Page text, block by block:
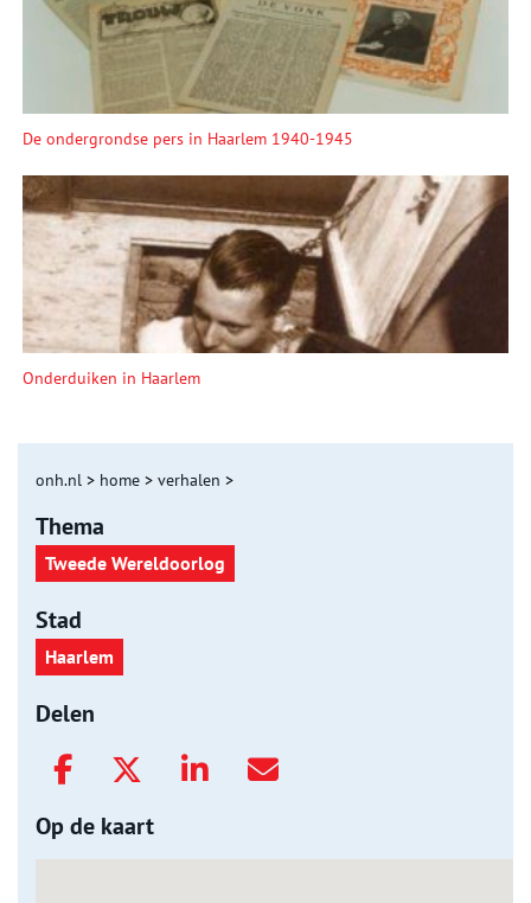
De ondergrondse pers in Haarlem 1940-1945
Onderduiken in Haarlem
onh.nl > home > verhalen >
Thema
Tweede Wereldoorlog
Stad
Haarlem
Delen
Op de kaart